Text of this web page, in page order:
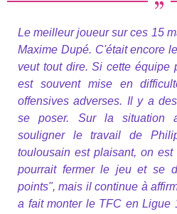
Le meilleur joueur sur ces 15
Maxime Dupé. C'était encore
veut tout dire. Si cette équipe
est souvent mise en
offensives adverses. Il y a
se poser. Sur la situation
souligner le travail de
toulousain est plaisant, on
pourrait fermer le jeu et se
points", mais il continue à
a fait monter le TFC en Ligue